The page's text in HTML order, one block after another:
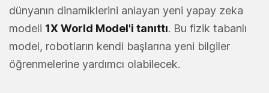
dünyanın dinamiklerini anlayan yeni yapay zeka
modeli 1X World Model'i tanıttı. Bu fizik tabanlı
model, robotların kendi başlarına yeni bilgiler
öğrenmelerine yardımcı olabilecek.